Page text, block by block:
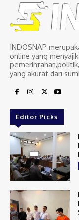
INDOSNAP
online yang
yang akurat dari
Editor Picks